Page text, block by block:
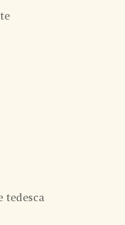
tedesca